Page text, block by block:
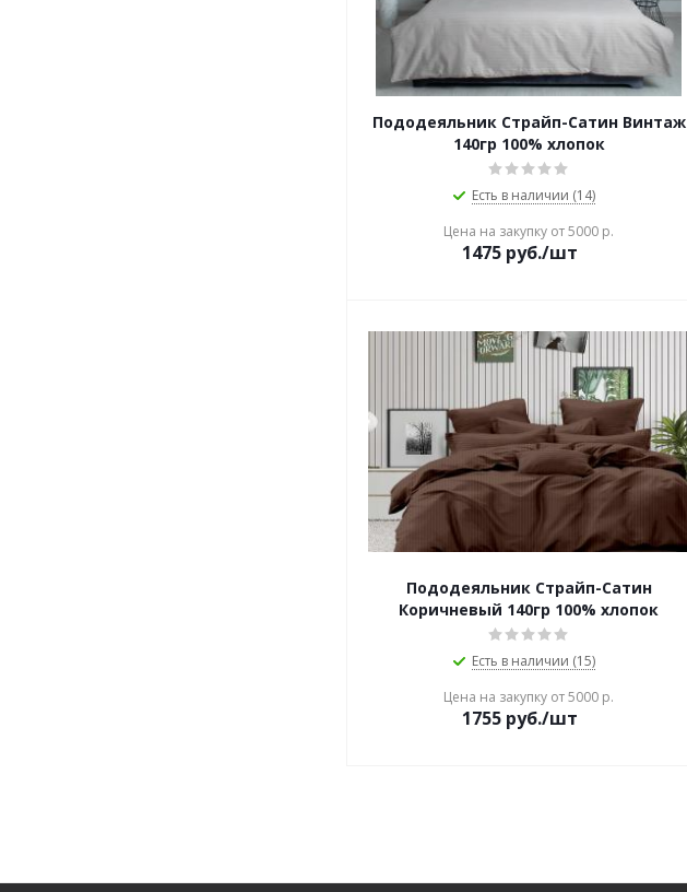
Пододеяльник Страйп-Сатин Винтаж
140гр 100% хлопок
Есть в наличии (14)
Цена на закупку от 5000 р.
1475 руб./шт
Пододеяльник Страйп-Сатин
Коричневый 140гр 100% хлопок
Есть в наличии (15)
Цена на закупку от 5000 р.
1755 руб./шт